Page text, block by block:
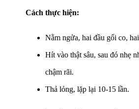
Cách thực hiện:
Nằm ngửa, hai đầu gối co,
Hít vào thật sâu, sau đó nhẹ
chậm rãi.
Thả lỏng, lặp lại 10-15 lần.